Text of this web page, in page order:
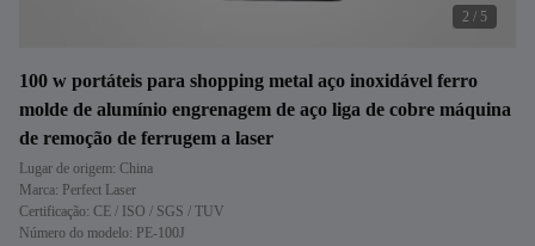
2 / 5
100 w portáteis para shopping metal aço inoxidável ferro
molde de alumínio engrenagem de aço liga de cobre máquina
de remoção de ferrugem a laser
Lugar de origem: China
Marca: Perfect Laser
Certificação: CE / ISO / SGS / TUV
Número do modelo: PE-100J